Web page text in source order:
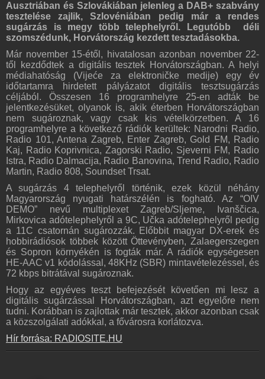
Rádió beágyazás
Ágyazd be weboldaladba
Online rádió készítés
Készítés lépésről lépésre
Ausztriában és Szlovákiában jelenleg a DAB+ szabvány
tesztelése zajlik, Szlovéniában pedig már a rendes
sugárzás is megy több telephelyről. Legutóbb déli
szomszédunk, Horvátország kezdett tesztadásokba.
Már november 15-étől, hivatalosan azonban november 22-
től kezdődtek a digitális tesztek Horvátországban. A helyi
médiahatóság (Vijeće za elektroničke medije) egy év
időtartamra hirdetett pályázatot digitális tesztsugárzás
céljából. Összesen 16 programhelyre 25-en adták be
jelentkezésüket, olyanok is, akik éterben Horvátországban
nem sugároznak, vagy csak kis vételkörzetben. A 16
programhelyre a következő rádiók kerültek: Narodni Radio,
Radio 101, Antena Zagreb, Enter Zagreb, Gold FM, Radio
Kaj, Radio Koprivnica, Zagorski Radio, Sjeverni FM, Radio
Istra, Radio Dalmacija, Radio Banovina, Trend Radio, Radio
Martin, Radio 808, Soundset Trsat.
A sugárzás 4 telephelyről történik, ezek közül néhány
Magyarország nyugati határszélén is fogható. Az “OIV
DEMO” nevű multiplexet Zagreb/Sljeme, Ivanščica,
Mirkovica adótelephelyről a 9C, Učka adótelephelyről pedig
a 11C csatornán sugározzák. Előbbit magyar DX-erek és
hobbirádiósok többek között Öttevényben, Zalaegerszegen
és Sopron környékén is fogták már. A rádiók egységesen
HE-AAC v1 kódolással, 48KHz (SBR) mintavételezéssel, és
72 kbps bitrátával sugároznak.
Hogy az egyéves teszt befejezését követően mi lesz a
digitális sugárzással Horvátországban, azt egyelőre nem
tudni. Korábban is zajlottak már tesztek, akkor azonban csak
a közszolgálati adókkal, a fővárosra korlátozva.
Hír forrása: RADIOSITE.HU